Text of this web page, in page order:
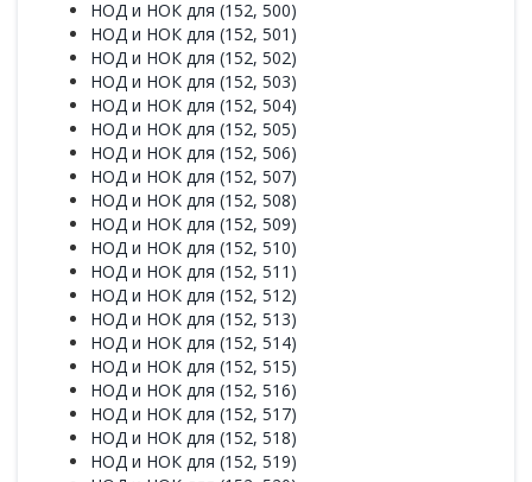
НОД и НОК для (152, 500)
НОД и НОК для (152, 501)
НОД и НОК для (152, 502)
НОД и НОК для (152, 503)
НОД и НОК для (152, 504)
НОД и НОК для (152, 505)
НОД и НОК для (152, 506)
НОД и НОК для (152, 507)
НОД и НОК для (152, 508)
НОД и НОК для (152, 509)
НОД и НОК для (152, 510)
НОД и НОК для (152, 511)
НОД и НОК для (152, 512)
НОД и НОК для (152, 513)
НОД и НОК для (152, 514)
НОД и НОК для (152, 515)
НОД и НОК для (152, 516)
НОД и НОК для (152, 517)
НОД и НОК для (152, 518)
НОД и НОК для (152, 519)